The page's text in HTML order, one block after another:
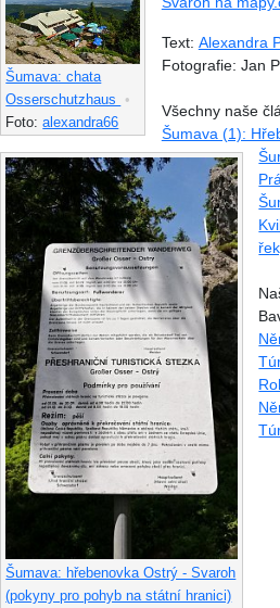
Šumava: chata
Osserschutzhaus
•
Foto:alexandra66
Šumava: hřebenovka Ostrý - Svaroh
(pokyny pro pohyb na státní hranici)
Text: Alexandra
Fotografie: Jan
Všechny naše
Šumava (1):